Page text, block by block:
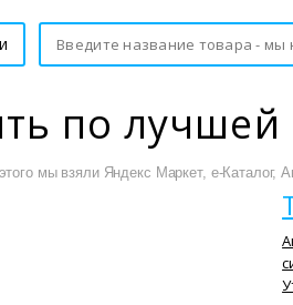
по лучшей
мы взяли Яндекс Маркет, е-Каталог,